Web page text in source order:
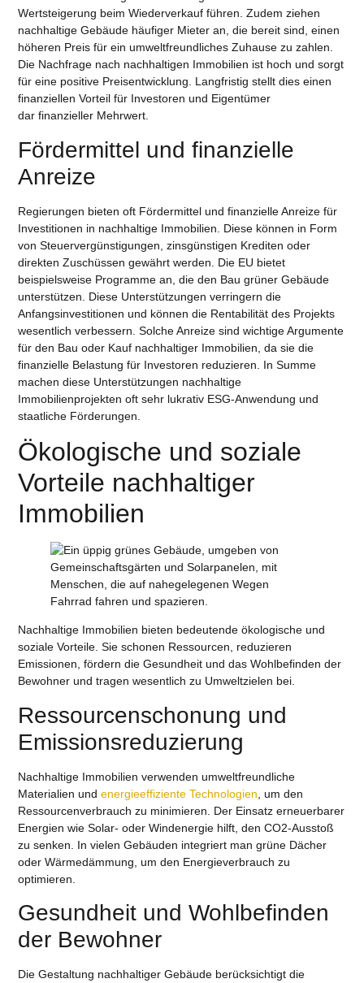
Wertsteigerung beim Wiederverkauf führen. Zudem ziehen
nachhaltige Gebäude häufiger Mieter an, die bereit sind, einen
höheren Preis für ein umweltfreundliches Zuhause zu zahlen.
Die Nachfrage nach nachhaltigen Immobilien ist hoch und sorgt
für eine positive Preisentwicklung. Langfristig stellt dies einen
finanziellen Vorteil für Investoren und Eigentümer
dar finanzieller Mehrwert.
Fördermittel und finanzielle
Anreize
Regierungen bieten oft Fördermittel und finanzielle Anreize für
Investitionen in nachhaltige Immobilien. Diese können in Form
von Steuervergünstigungen, zinsgünstigen Krediten oder
direkten Zuschüssen gewährt werden. Die EU bietet
beispielsweise Programme an, die den Bau grüner Gebäude
unterstützen. Diese Unterstützungen verringern die
Anfangsinvestitionen und können die Rentabilität des Projekts
wesentlich verbessern. Solche Anreize sind wichtige Argumente
für den Bau oder Kauf nachhaltiger Immobilien, da sie die
finanzielle Belastung für Investoren reduzieren. In Summe
machen diese Unterstützungen nachhaltige
Immobilienprojekten oft sehr lukrativ ESG-Anwendung und
staatliche Förderungen.
Ökologische und soziale
Vorteile nachhaltiger
Immobilien
Nachhaltige Immobilien bieten bedeutende ökologische und
soziale Vorteile. Sie schonen Ressourcen, reduzieren
Emissionen, fördern die Gesundheit und das Wohlbefinden der
Bewohner und tragen wesentlich zu Umweltzielen bei.
Ressourcenschonung und
Emissionsreduzierung
Nachhaltige Immobilien verwenden umweltfreundliche
Materialien undenergieeffiziente Technologien , um den
Ressourcenverbrauch zu minimieren. Der Einsatz erneuerbarer
Energien wie Solar- oder Windenergie hilft, den CO2-Ausstoß
zu senken. In vielen Gebäuden integriert man grüne Dächer
oder Wärmedämmung, um den Energieverbrauch zu
optimieren.
Gesundheit und Wohlbefinden
der Bewohner
Die Gestaltung nachhaltiger Gebäude berücksichtigt die